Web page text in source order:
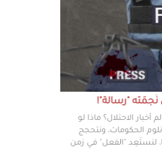
"رسالة"!
الاحتلال؟ ماذا لو
الحكومات، ونتحجج
لنستَعِد "الفعل" في زمن